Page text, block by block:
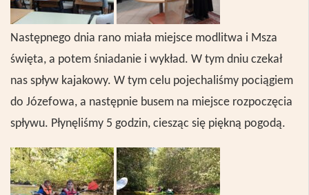
Następnego dnia rano miała miejsce modlitwa i Msza
święta, a potem śniadanie i wykład. W tym dniu czekał
nas spływ kajakowy. W tym celu pojechaliśmy pociągiem
do Józefowa, a następnie busem na miejsce rozpoczęcia
spływu. Płynęliśmy 5 godzin, ciesząc się piękną pogodą.